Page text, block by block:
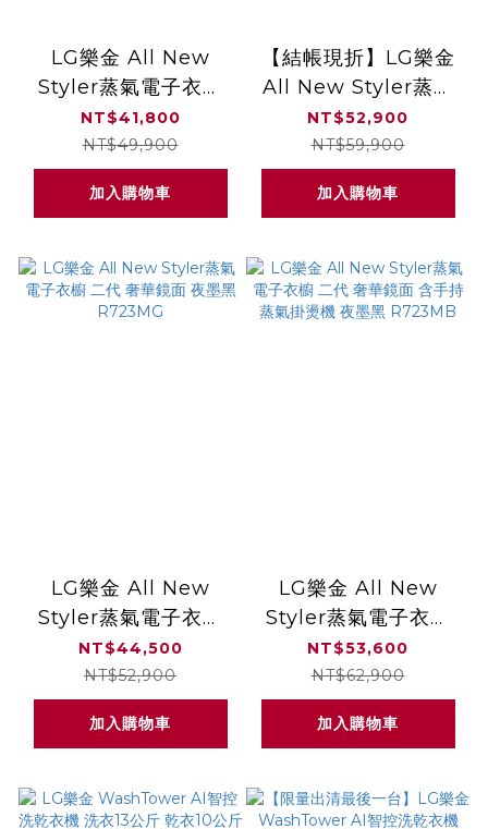
LG樂金 All New
Styler蒸氣電子衣櫥
二代 雲霧白
R723WG
NT$41,800
NT$49,900
加入購物車
【結帳現折】LG樂金
All New Styler蒸氣
電子衣櫥 二代 奢華鏡
面 含手持蒸氣掛燙機
雪霧白 R723SB
NT$52,900
NT$59,900
加入購物車
LG樂金 All New
Styler蒸氣電子衣櫥
二代 奢華鏡面 夜墨黑
R723MG
NT$44,500
NT$52,900
加入購物車
LG樂金 All New
Styler蒸氣電子衣櫥
二代 奢華鏡面 含手持
蒸氣掛燙機 夜墨黑
R723MB
NT$53,600
NT$62,900
加入購物車